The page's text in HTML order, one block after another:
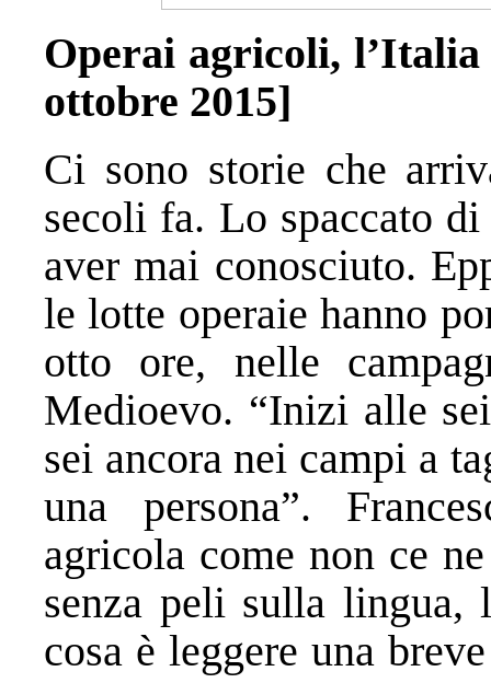
Operai agricoli,
ottobre 2015]
Ci sono storie che
secoli fa. Lo spaccato
aver mai conosciuto.
le lotte operaie hanno
otto ore, nelle
Medioevo. “Inizi alle
sei ancora nei campi a
una persona”.
agricola come non ce
senza peli sulla lingua,
cosa è leggere una